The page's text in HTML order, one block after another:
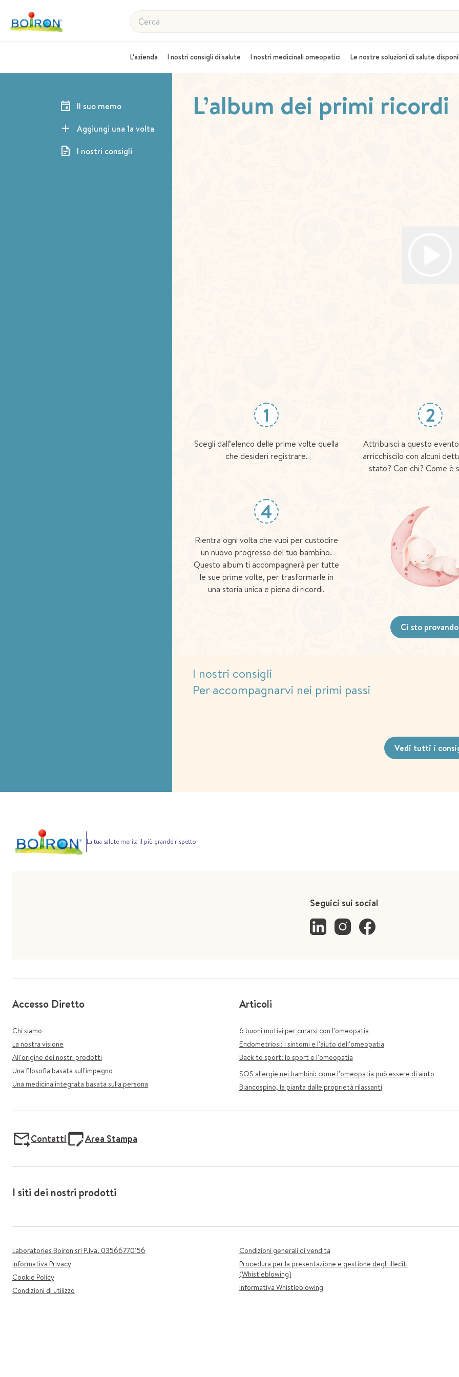
Cerca
L'azienda I nostri consigli di salute I nostri medicinali omeopatici Le nostre soluzioni di salute
Il suo memo
Aggiungi una 1a volta
I nostri consigli
L’album dei primi ricordi
1
Scegli dall’elenco delle prime volte quella
che desideri registrare.
2
Attribuisci a questo
arricchiscilo con alcuni
stato? Con chi? Come è
4
Rientra ogni volta che vuoi per custodire
un nuovo progresso del tuo bambino.
Questo album ti accompagnerà per tutte
le sue prime volte, per trasformarle in
una storia unica e piena di ricordi.
Ci sto
I nostri consigli
Per accompagnarvi nei primi passi
Vedi tutti i
La tua salute merita il più grande rispetto
Seguici sui social
Accesso Diretto
Chi siamo
La nostra visione
All'origine dei nostri prodotti
Una filosofia basata sull'impegno
Una medicina integrata basata sulla persona
Articoli
6 buoni motivi per curarsi con l'omeopatia
Endometriosi: i sintomi e l'aiuto dell'omeopatia
Back to sport: lo sport e l'omeopatia
SOS allergie nei bambini: come l'omeopatia può essere di aiuto
Biancospino, la pianta dalle proprietà rilassanti
Contatti Area Stampa
I siti dei nostri prodotti
Laboratories Boiron srl P.Iva. 03566770156
Informativa Privacy
Cookie Policy
Condizioni di utilizzo
Condizioni generali di vendita
Procedura per la presentazione e gestione degli illeciti
(Whistleblowing)
Informativa Whistleblowing